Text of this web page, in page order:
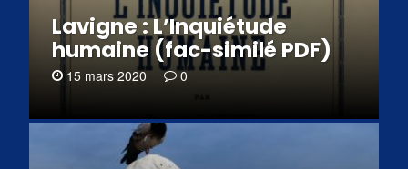
Lavigne : L’Inquiétude
humaine (fac-similé PDF)
15 mars 2020 0